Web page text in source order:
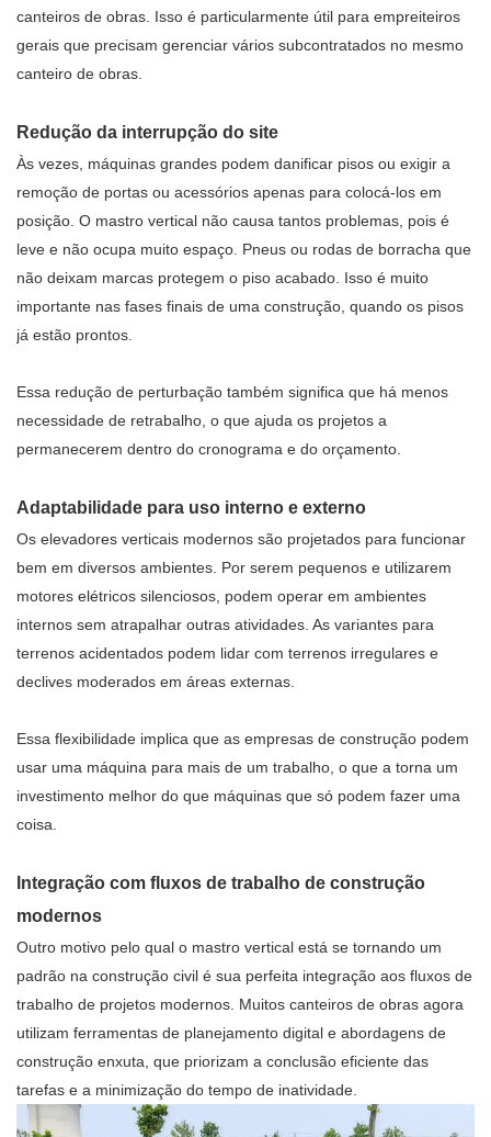
canteiros de obras. Isso é particularmente útil para empreiteiros
gerais que precisam gerenciar vários subcontratados no mesmo
canteiro de obras.
Redução da interrupção do site
Às vezes, máquinas grandes podem danificar pisos ou exigir a
remoção de portas ou acessórios apenas para colocá-los em
posição. O mastro vertical não causa tantos problemas, pois é
leve e não ocupa muito espaço. Pneus ou rodas de borracha que
não deixam marcas protegem o piso acabado. Isso é muito
importante nas fases finais de uma construção, quando os pisos
já estão prontos.
Essa redução de perturbação também significa que há menos
necessidade de retrabalho, o que ajuda os projetos a
permanecerem dentro do cronograma e do orçamento.
Adaptabilidade para uso interno e externo
Os elevadores verticais modernos são projetados para funcionar
bem em diversos ambientes. Por serem pequenos e utilizarem
motores elétricos silenciosos, podem operar em ambientes
internos sem atrapalhar outras atividades. As variantes para
terrenos acidentados podem lidar com terrenos irregulares e
declives moderados em áreas externas.
Essa flexibilidade implica que as empresas de construção podem
usar uma máquina para mais de um trabalho, o que a torna um
investimento melhor do que máquinas que só podem fazer uma
coisa.
Integração com fluxos de trabalho de construção
modernos
Outro motivo pelo qual o mastro vertical está se tornando um
padrão na construção civil é sua perfeita integração aos fluxos de
trabalho de projetos modernos. Muitos canteiros de obras agora
utilizam ferramentas de planejamento digital e abordagens de
construção enxuta, que priorizam a conclusão eficiente das
tarefas e a minimização do tempo de inatividade.